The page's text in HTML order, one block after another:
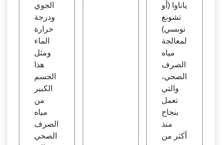
الجوي
ودرجة
حرارة
الماء
ومثل
هذا
الجسم
الكبير
من
مياه
الصرف
الصحي
ياناوا (أو
تشونغ
نونسي)
لمعالجة
مياه
الصرف
الصحي،
والتي
تعمل
بنجاح
منذ
أكثر من